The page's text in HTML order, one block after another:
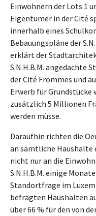
Einwohnern der Lots 1
Eigentümer in der Cité
innerhalb eines
Bebauungspläne der
erklärt der
S.N.H.B.M. angedachte
der Cité Frommes und
Erwerb für Grundstücke
zusätzlich 5 Millionen
werden müsse.
Daraufhin richten die
an sämtliche Haushalte
nicht nur an die
S.N.H.B.M. einige
Standortfrage im
befragten Haushalten
über 66 % für den von